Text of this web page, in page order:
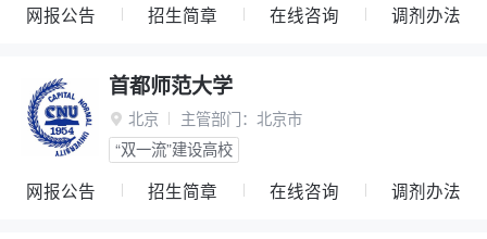
网报公告 招生简章 在线咨询 调剂办法
首都师范大学
 北京 主管部门： 北京市
“双一流”建设高校
网报公告 招生简章 在线咨询 调剂办法